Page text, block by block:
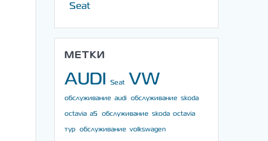
Seat
МЕТКИ
AUDI Seat VW
обслуживание audi обслуживание skoda
octavia a5 обслуживание skoda octavia
тур обслуживание volkswagen